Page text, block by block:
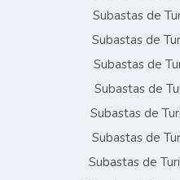
Subastas de
Subastas de
Subastas de
Subastas de
Subastas de
Subastas de
Subastas de